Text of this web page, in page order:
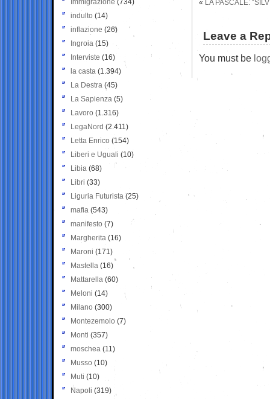
« LA PASCALE:
Leave a
You must be
Immigrazione (734)
indulto (14)
inflazione (26)
Ingroia (15)
Interviste (16)
la casta (1.394)
La Destra (45)
La Sapienza (5)
Lavoro (1.316)
LegaNord (2.411)
Letta Enrico (154)
Liberi e Uguali (10)
Libia (68)
Libri (33)
Liguria Futurista (25)
mafia (543)
manifesto (7)
Margherita (16)
Maroni (171)
Mastella (16)
Mattarella (60)
Meloni (14)
Milano (300)
Montezemolo (7)
Monti (357)
moschea (11)
Musso (10)
Muti (10)
Napoli (319)